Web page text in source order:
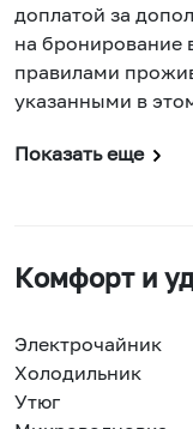
доплатой за
на бронирование
правилами
указанными в
Показать еще
Комфорт и
Электрочайник
Холодильник
Утюг